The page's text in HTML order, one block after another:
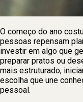
O começo do ano
pessoas repensam
investir em algo que
preparar pratos ou
mais estruturado,
escolha que une
pessoal.